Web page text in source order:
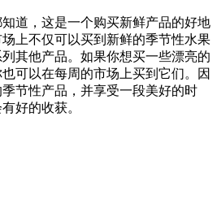
道，这是一个购买新鲜产品的好地
上不仅可以买到新鲜的季节性水果
其他产品。如果你想买一些漂亮的
可以在每周的市场上买到它们。因
节性产品，并享受一段美好的时
好的收获。